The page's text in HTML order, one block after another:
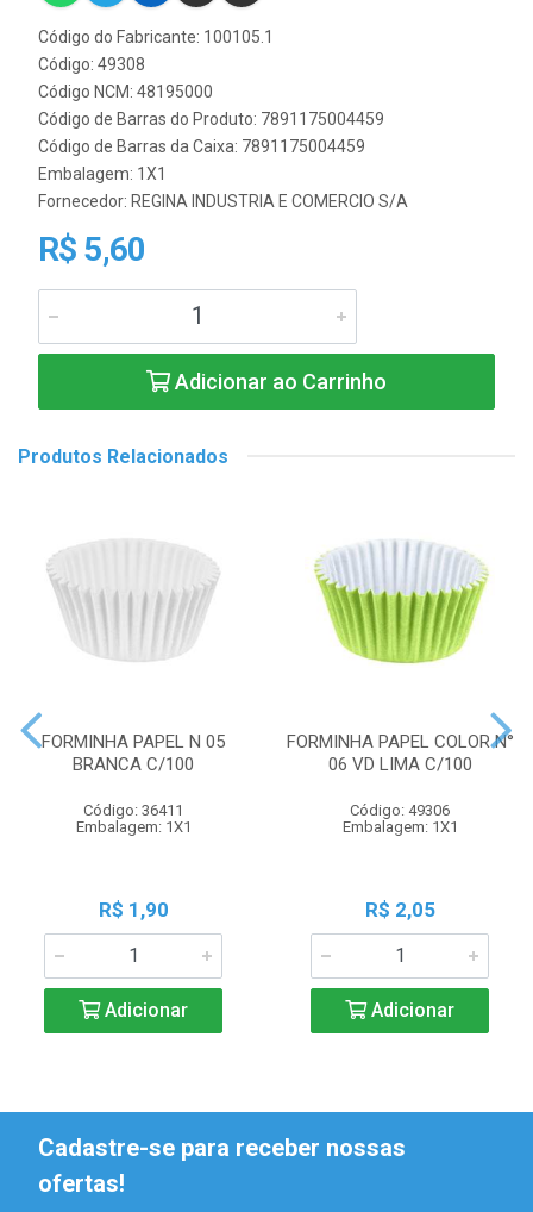
Código do Fabricante: 100105.1
Código: 49308
Código NCM: 48195000
Código de Barras do Produto: 7891175004459
Código de Barras da Caixa: 7891175004459
Embalagem: 1X1
Fornecedor: REGINA INDUSTRIA E COMERCIO S/A
R$ 5,60
Adicionar ao Carrinho
Produtos Relacionados
FORMINHA PAPEL N 05
BRANCA C/100
Código: 36411
Embalagem: 1X1
R$ 1,90
Adicionar
FORMINHA PAPEL COLOR N°
06 VD LIMA C/100
Código: 49306
Embalagem: 1X1
R$ 2,05
Adicionar
Cadastre-se para receber nossas
ofertas!